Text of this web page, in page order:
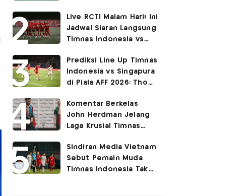
Ia Seolah-olah Lahir di
Permukiman Kumuh
Jakarta Barat!
Live RCTI Malam Hari! Ini
Jadwal Siaran Langsung
Timnas Indonesia vs
2026
Prediksi Line Up Timnas
Indonesia vs Singapura
di Piala AFF 2026: Thom
Tengah!
Komentar Berkelas
John Herdman Jelang
Laga Krusial Timnas
di Piala AFF 2026
Sindiran Media Vietnam
Sebut Pemain Muda
Timnas Indonesia Tak